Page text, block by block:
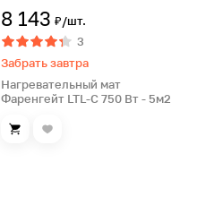
8 143 ₽/шт.
3
Забрать завтра
Нагревательный мат
Фаренгейт LTL-C 750 Вт - 5м2